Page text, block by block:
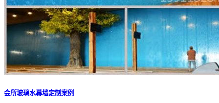
会所玻璃水幕墙定制案例